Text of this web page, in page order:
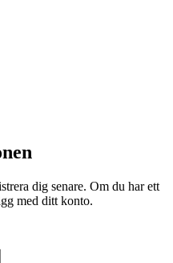
dig senare. Om du har ett
med ditt konto.